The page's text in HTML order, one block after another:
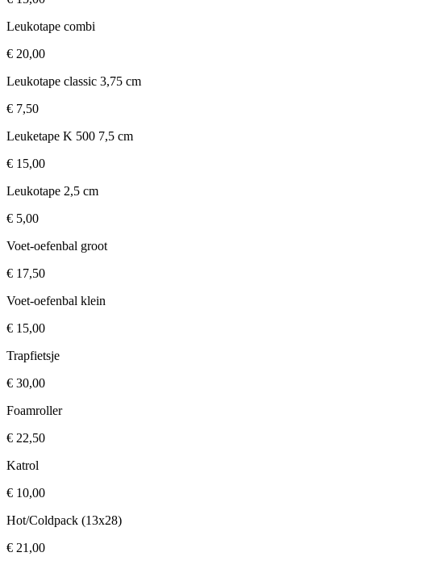
Leukotape combi
€ 20,00
Leukotape classic 3,75 cm
€ 7,50
Leuketape K 500 7,5 cm
€ 15,00
Leukotape 2,5 cm
€ 5,00
Voet-oefenbal groot
€ 17,50
Voet-oefenbal klein
€ 15,00
Trapfietsje
€ 30,00
Foamroller
€ 22,50
Katrol
€ 10,00
Hot/Coldpack (13x28)
€ 21,00